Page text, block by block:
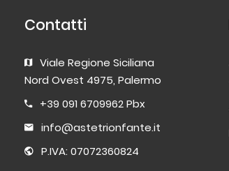
Contatti
Viale Regione Siciliana
Nord Ovest 4975, Palermo
+39 091 6709962 Pbx
info@astetrionfante.it
P.IVA: 07072360824